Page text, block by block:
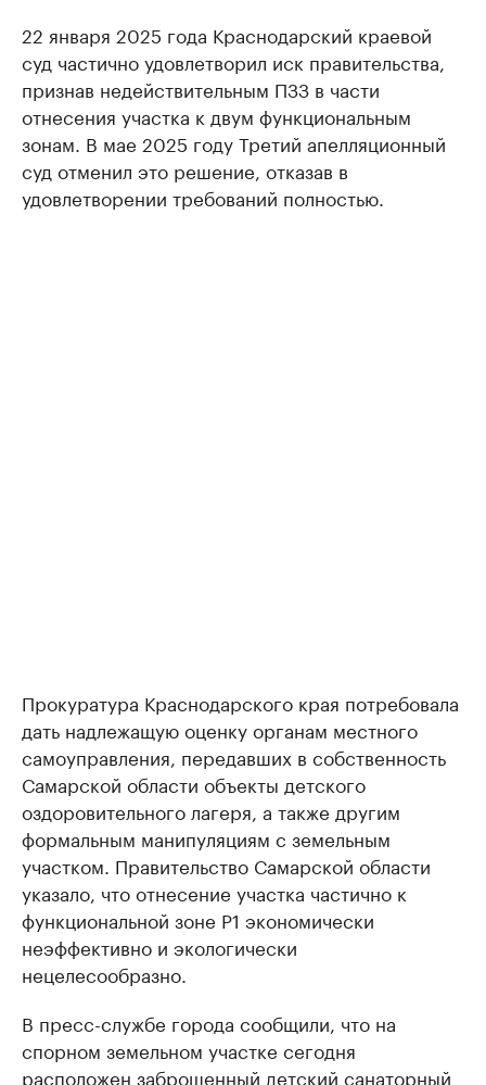
22 января 2025 года Краснодарский краевой
суд частично удовлетворил иск правительства,
признав недействительным ПЗЗ в части
отнесения участка к двум функциональным
зонам. В мае 2025 году Третий апелляционный
суд отменил это решение, отказав в
удовлетворении требований полностью.
Прокуратура Краснодарского края потребовала
дать надлежащую оценку органам местного
самоуправления, передавших в собственность
Самарской области объекты детского
оздоровительного лагеря, а также другим
формальным манипуляциям с земельным
участком. Правительство Самарской области
указало, что отнесение участка частично к
функциональной зоне P1 экономически
неэффективно и экологически
нецелесообразно.
В пресс-службе города сообщили, что на
спорном земельном участке сегодня
расположен заброшенный детский санаторный